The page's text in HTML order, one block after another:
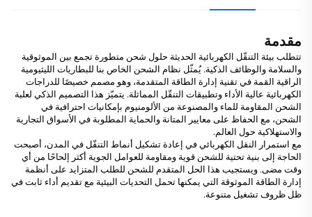
مقدمة
تتطلب بيئة التنقّل الكهربائية الحديثة حلول شحن متطورة تجمع بين الموثوقية
والسلامة والوظائف الذكية. يُمثّل نظام الشحن الخاص بنا للبطاريات الليثيومية
الراقية القمة في تقنية إدارة الطاقة المتقدمة، وهو مصمم خصيصًا للدراجات
الكهربائية عالية الأداء وتطبيقات التنقّل المماثلة. يتميّز هذا التصميم الذكي لعلبة
الشحن المقاومة للماء والمصنوعة من الألومنيوم بإمكانيات احترافية في
الشحن، مع الحفاظ على معايير المتانة والحماية المطلوبة في الأسواق التجارية
والاستهلاكية حول العالم.
مع استمرار النقل الكهربائي في إعادة تشكيل أنماط التنقّل في المدن، أصبحت
الحاجة إلى بنية تحتية للشحن قوية ومقاومة للعوامل الجوية أكثر إلحاحًا من أي
وقت مضى. ويستجيب هذا الحل المتقدم للشحن للطلب المتزايد على أنظمة
إدارة الطاقة الموثوقة التي يمكنها تحمل التحديات البيئية مع تقديم أداء ثابت في
ظل ظروف تشغيل متنوعة.